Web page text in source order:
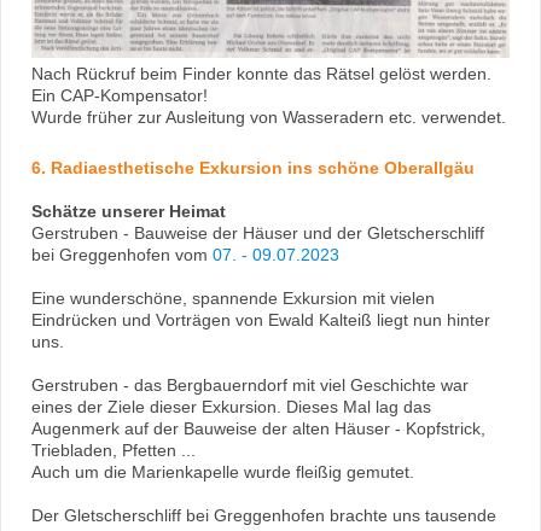
Nach Rückruf beim Finder konnte das Rätsel gelöst werden.
Ein CAP-Kompensator!
Wurde früher zur Ausleitung von Wasseradern etc. verwendet.
6. Radiaesthetische Exkursion ins schöne Oberallgäu
Schätze unserer Heimat
Gerstruben - Bauweise der Häuser und der Gletscherschliff
bei Greggenhofen vom 07. - 09.07.2023
Eine wunderschöne, spannende Exkursion mit vielen
Eindrücken und Vorträgen von Ewald Kalteiß liegt nun hinter
uns.
Gerstruben - das Bergbauerndorf mit viel Geschichte war
eines der Ziele dieser Exkursion. Dieses Mal lag das
Augenmerk auf der Bauweise der alten Häuser - Kopfstrick,
Triebladen, Pfetten ...
Auch um die Marienkapelle wurde fleißig gemutet.
Der Gletscherschliff bei Greggenhofen brachte uns tausende